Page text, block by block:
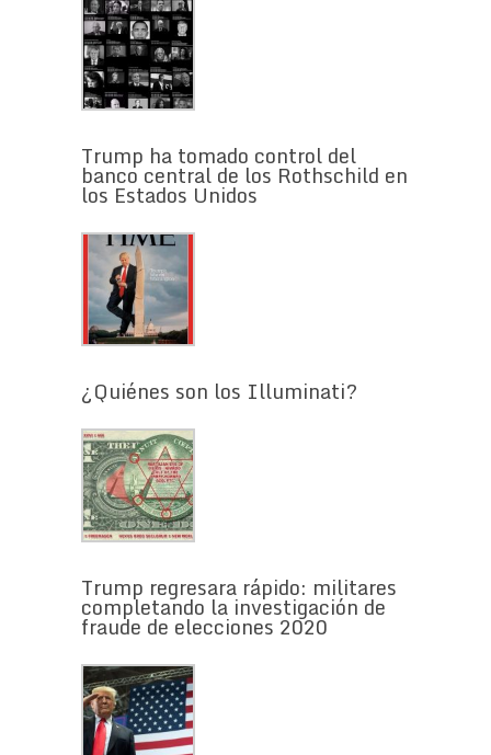
Trump ha tomado control del
banco central de los Rothschild en
los Estados Unidos
¿Quiénes son los Illuminati?
Trump regresara rápido: militares
completando la investigación de
fraude de elecciones 2020